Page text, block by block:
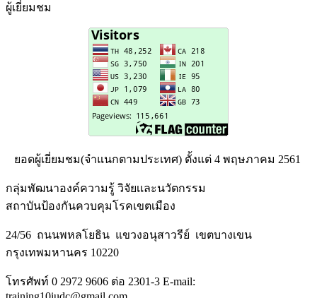
ผู้เยี่ยมชม
ยอดผู้เยี่ยมชม(จำแนกตามประเทศ) ตั้งแต่ 4 พฤษภาคม 2561
กลุ่มพัฒนาองค์ความรู้ วิจัยเเละนวัตกรรม
สถาบันป้องกันควบคุมโรคเขตเมือง
24/56 ถนนพหลโยธิน แขวงอนุสาวรีย์ เขตบางเขน
กรุงเทพมหานคร 10220
โทรศัพท์ 0 2972 9606 ต่อ 2301-3 E-mail: